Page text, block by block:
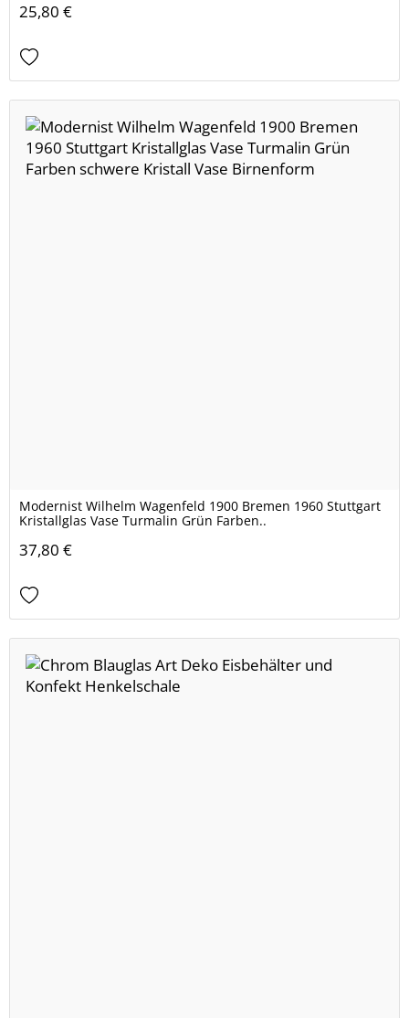
25,80 €
Modernist Wilhelm Wagenfeld 1900 Bremen 1960 Stuttgart
Kristallglas Vase Turmalin Grün Farben..
37,80 €